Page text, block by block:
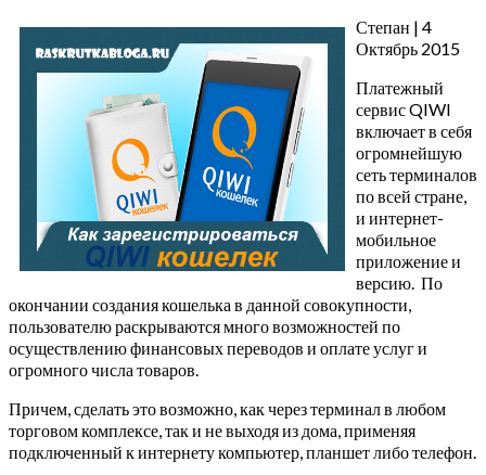
Степан | 4
Октябрь 2015
Платежный
сервис QIWI
включает в себя
огромнейшую
сеть терминалов
по всей стране,
и интернет-
мобильное
приложение и
версию. По
окончании создания кошелька в данной совокупности,
пользователю раскрываются много возможностей по
осуществлению финансовых переводов и оплате услуг и
огромного числа товаров.
Причем, сделать это возможно, как через терминал в любом
торговом комплексе, так и не выходя из дома, применяя
подключенный к интернету компьютер, планшет либо телефон.